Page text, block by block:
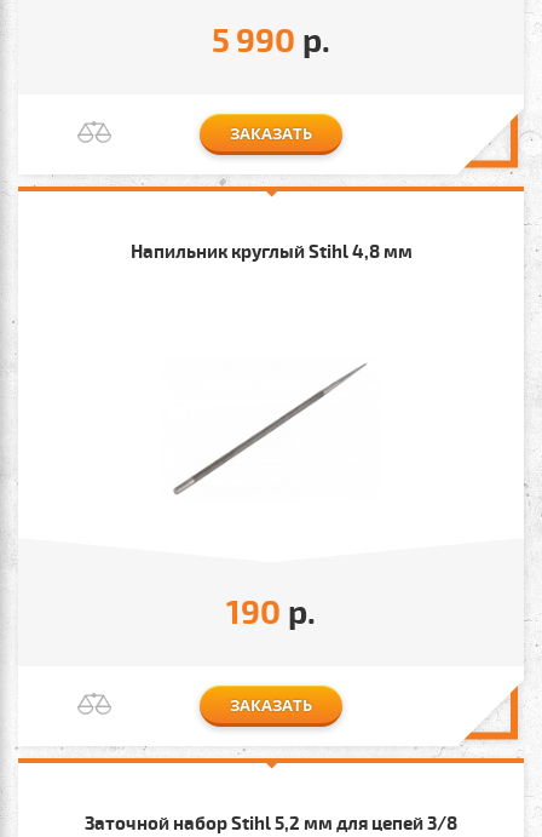
5 990 р.
ЗАКАЗАТЬ
Напильник круглый Stihl 4,8 мм
190 р.
ЗАКАЗАТЬ
Заточной набор Stihl 5,2 мм для цепей 3/8